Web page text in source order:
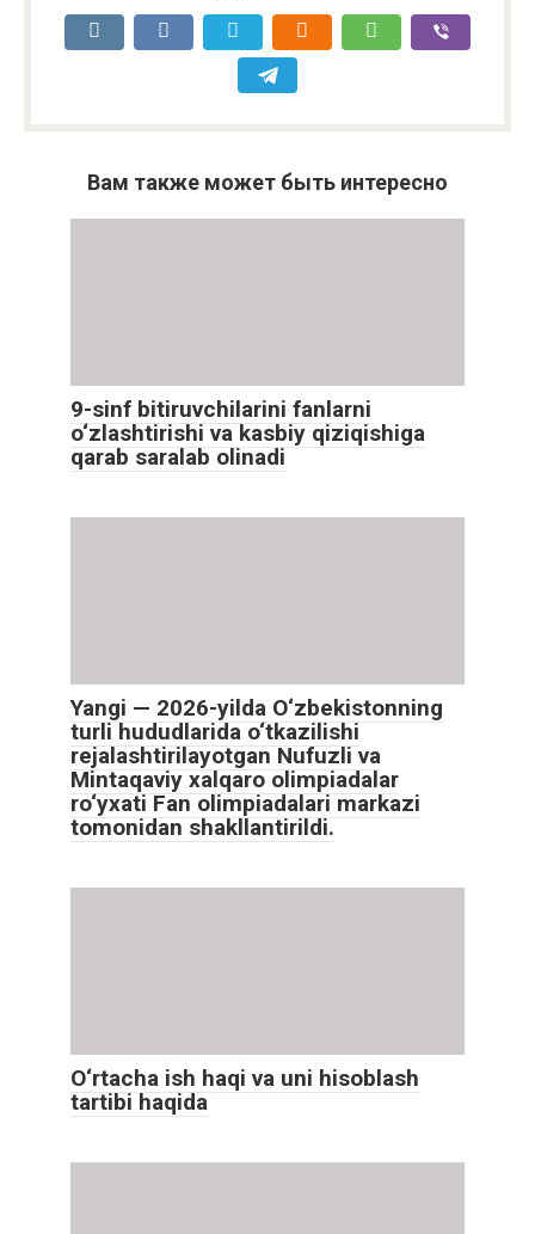
Вам также может быть интересно
9-sinf bitiruvchilarini fanlarni
o‘zlashtirishi va kasbiy qiziqishiga
qarab saralab olinadi
Yangi — 2026-yilda O‘zbekistonning
turli hududlarida o‘tkazilishi
rejalashtirilayotgan Nufuzli va
Mintaqaviy xalqaro olimpiadalar
ro‘yxati Fan olimpiadalari markazi
tomonidan shakllantirildi.
O‘rtacha ish haqi va uni hisoblash
tartibi haqida